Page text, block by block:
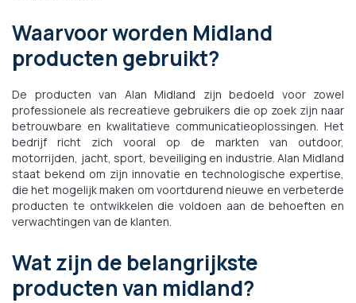
Waarvoor worden Midland
producten gebruikt?
De producten van Alan Midland zijn bedoeld voor zowel
professionele als recreatieve gebruikers die op zoek zijn naar
betrouwbare en kwalitatieve communicatieoplossingen. Het
bedrijf richt zich vooral op de markten van outdoor,
motorrijden, jacht, sport, beveiliging en industrie. Alan Midland
staat bekend om zijn innovatie en technologische expertise,
die het mogelijk maken om voortdurend nieuwe en verbeterde
producten te ontwikkelen die voldoen aan de behoeften en
verwachtingen van de klanten.
Wat zijn de belangrijkste
producten van midland?